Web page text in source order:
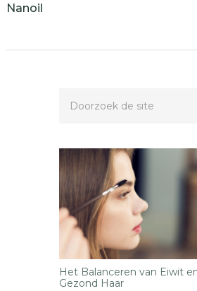
Nanoil
Het Balanceren van Eiwit
Gezond Haar